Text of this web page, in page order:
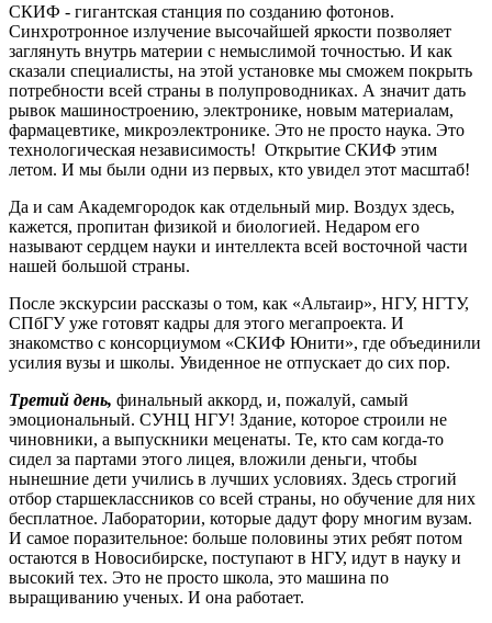
СКИФ - гигантская станция по созданию фотонов.
Синхротронное излучение высочайшей яркости позволяет
заглянуть внутрь материи с немыслимой точностью. И как
сказали специалисты, на этой установке мы сможем покрыть
потребности всей страны в полупроводниках. А значит дать
рывок машиностроению, электронике, новым материалам,
фармацевтике, микроэлектронике. Это не просто наука. Это
технологическая независимость! Открытие СКИФ этим
летом. И мы были одни из первых, кто увидел этот масштаб!
Да и сам Академгородок как отдельный мир. Воздух здесь,
кажется, пропитан физикой и биологией. Недаром его
называют сердцем науки и интеллекта всей восточной части
нашей большой страны.
После экскурсии рассказы о том, как «Альтаир», НГУ, НГТУ,
СПбГУ уже готовят кадры для этого мегапроекта. И
знакомство с консорциумом «СКИФ Юнити», где объединили
усилия вузы и школы. Увиденное не отпускает до сих пор.
Третий день, финальный аккорд, и, пожалуй, самый
эмоциональный. СУНЦ НГУ! Здание, которое строили не
чиновники, а выпускники меценаты. Те, кто сам когда-то
сидел за партами этого лицея, вложили деньги, чтобы
нынешние дети учились в лучших условиях. Здесь строгий
отбор старшеклассников со всей страны, но обучение для них
бесплатное. Лаборатории, которые дадут фору многим вузам.
И самое поразительное: больше половины этих ребят потом
остаются в Новосибирске, поступают в НГУ, идут в науку и
высокий тех. Это не просто школа, это машина по
выращиванию ученых. И она работает.